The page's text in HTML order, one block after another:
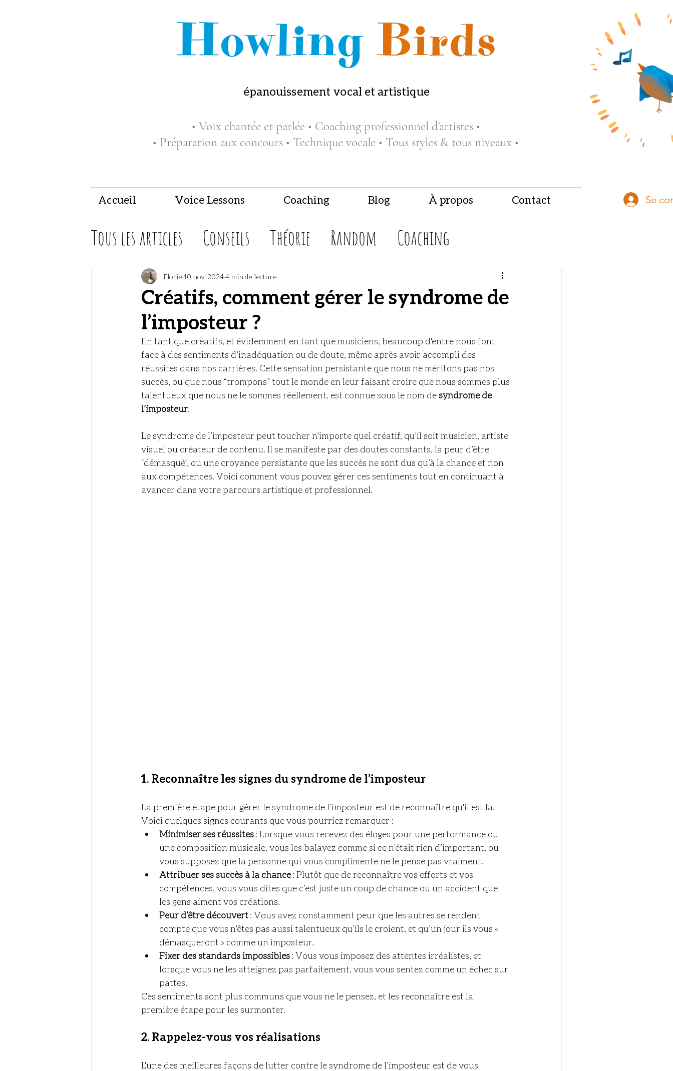
Howling Birds
épanouissement vocal et artistique
• Voix chantée et parlée • Coaching professionnel d'artistes •
• Préparation aux concours • Technique vocale • Tous styles & tous niveaux •
Accueil Voice Lessons Coaching Blog À propos Contact Se
Tous les articles Conseils Théorie Random Coaching
Créatifs, comment gérer le syndrome de
l’imposteur ?
Florie 10 nov. 20244 min de lecture
En tant que créatifs, et évidemment en tant que musiciens, beaucoup d'entre nous font
face à des sentiments d’inadéquation ou de doute, même après avoir accompli des
réussites dans nos carrières. Cette sensation persistante que nous ne méritons pas nos
succès, ou que nous “trompons” tout le monde en leur faisant croire que nous sommes plus
talentueux que nous ne le sommes réellement, est connue sous le nom de syndrome de
l’imposteur.
Le syndrome de l’imposteur peut toucher n’importe quel créatif, qu’il soit musicien, artiste
visuel ou créateur de contenu. Il se manifeste par des doutes constants, la peur d’être
“démasqué”, ou une croyance persistante que les succès ne sont dus qu’à la chance et non
aux compétences. Voici comment vous pouvez gérer ces sentiments tout en continuant à
avancer dans votre parcours artistique et professionnel.
1. Reconnaître les signes du syndrome de l’imposteur
La première étape pour gérer le syndrome de l’imposteur est de reconnaître qu'il est là.
Voici quelques signes courants que vous pourriez remarquer :
Minimiser ses réussites : Lorsque vous recevez des éloges pour une performance ou
une composition musicale, vous les balayez comme si ce n’était rien d’important, ou
vous supposez que la personne qui vous complimente ne le pense pas vraiment.
Attribuer ses succès à la chance : Plutôt que de reconnaître vos efforts et vos
compétences, vous vous dites que c’est juste un coup de chance ou un accident que
les gens aiment vos créations.
Peur d’être découvert : Vous avez constamment peur que les autres se rendent
compte que vous n’êtes pas aussi talentueux qu’ils le croient, et qu’un jour ils vous «
démasqueront » comme un imposteur.
Fixer des standards impossibles : Vous vous imposez des attentes irréalistes, et
lorsque vous ne les atteignez pas parfaitement, vous vous sentez comme un échec sur
pattes.
Ces sentiments sont plus communs que vous ne le pensez, et les reconnaître est la
première étape pour les surmonter.
2. Rappelez-vous vos réalisations
L'une des meilleures façons de lutter contre le syndrome de l’imposteur est de vous